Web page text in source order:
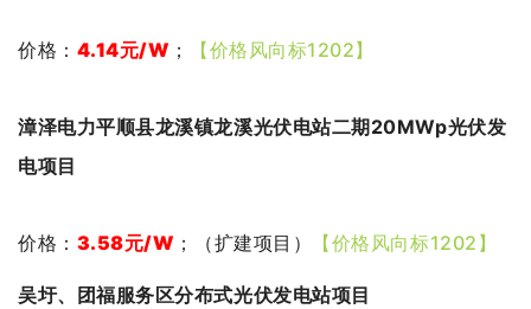
价格： 4.14元/W ； 【价格风向标1202】
漳泽电力平顺县龙溪镇龙溪光伏电站二期20MWp光伏发
电项目
价格： 3.58元/W ；（扩建项目） 【价格风向标1202】
吴圩、团福服务区分布式光伏发电站项目